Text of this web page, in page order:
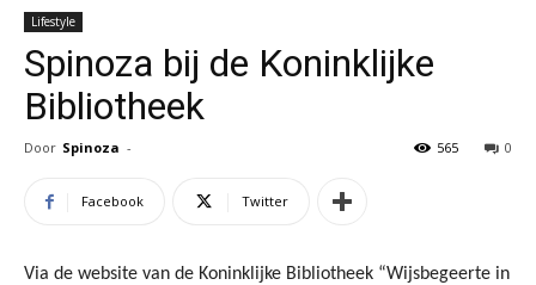
Lifestyle
Spinoza bij de Koninklijke
Bibliotheek
Door Spinoza - 0
565
Facebook Twitter
Via de website van de Koninklijke Bibliotheek “Wijsbegeerte in